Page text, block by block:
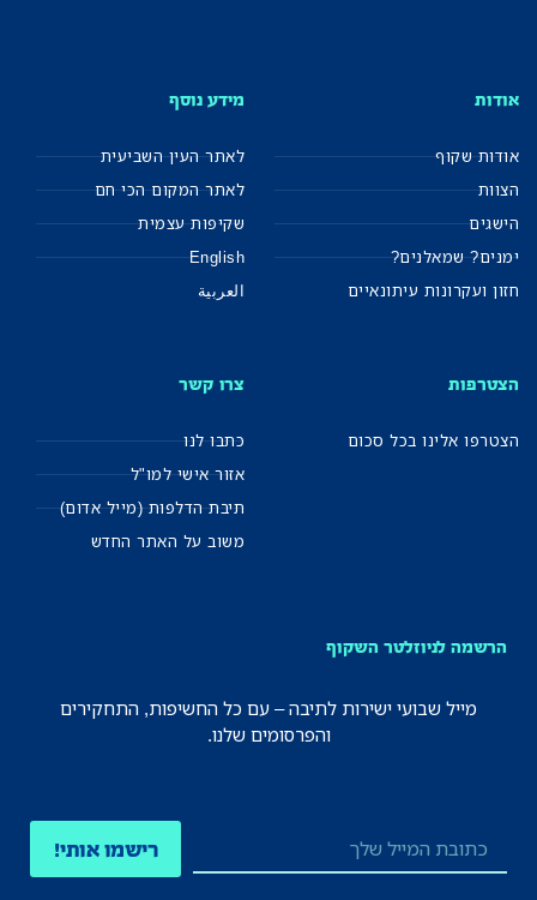
אודות
אודות שקוף
הצוות
הישגים
ימנים? שמאלנים?
חזון ועקרונות עיתונאיים
מידע נוסף
לאתר העין השביעית
לאתר המקום הכי חם
שקיפות עצמית
English
العربية
הצטרפות
הצטרפו אלינו בכל סכום
צרו קשר
כתבו לנו
אזור אישי למו"ל
תיבת הדלפות (מייל אדום)
משוב על האתר החדש
הרשמה לניוזלטר השקוף
מייל שבועי ישירות לתיבה – עם כל החשיפות, התחקירים
והפרסומים שלנו.
רישמו אותי!